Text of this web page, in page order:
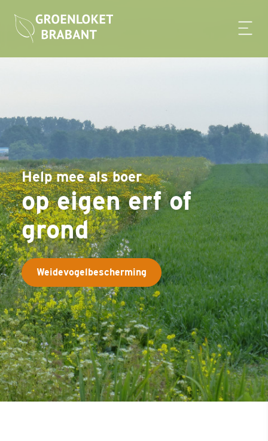
Help mee als boer
op eigen erf of
grond
Weidevogelbescherming